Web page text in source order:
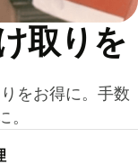
取りを
をお得に。手数